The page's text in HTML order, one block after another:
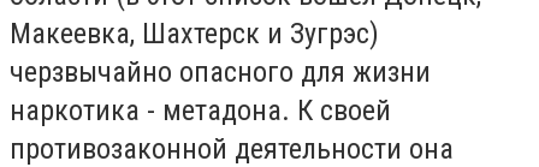
Макеевка, Шахтерск и Зугрэс)
черзвычайно опасного для жизни
наркотика - метадона. К своей
противозаконной деятельности она